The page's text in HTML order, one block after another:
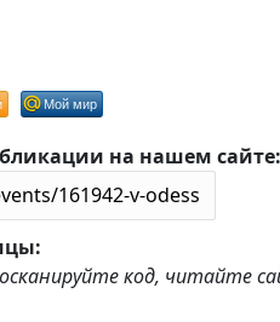
Мой мир
на нашем сайте:
код, читайте